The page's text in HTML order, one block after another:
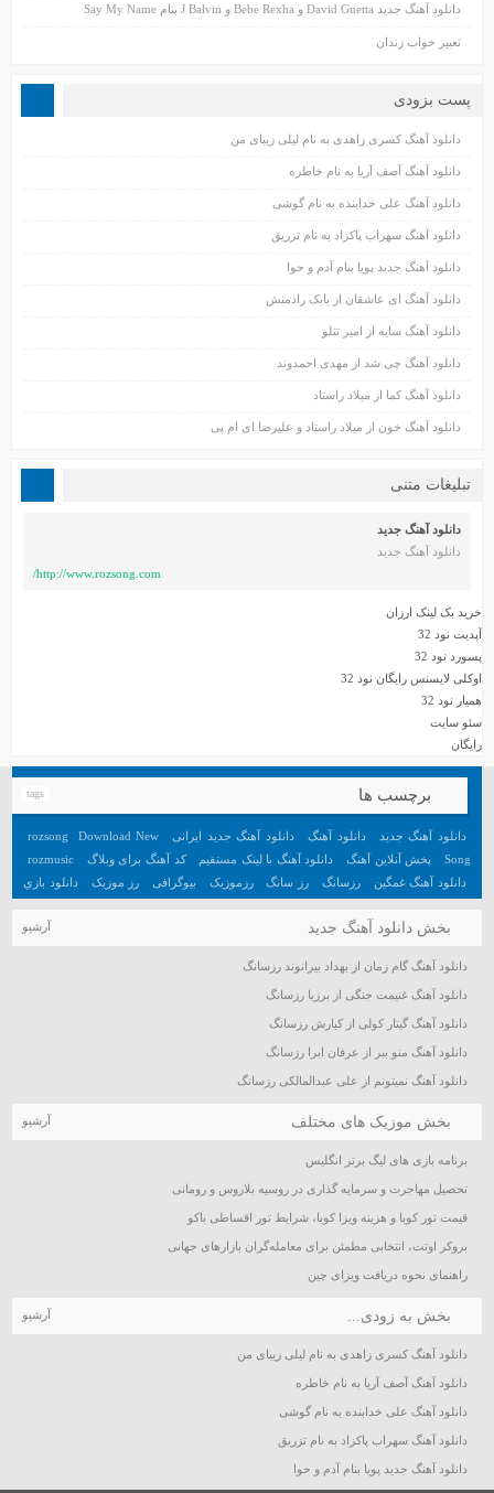
دانلود آهنگ جدید David Guetta و Bebe Rexha و J Balvin بنام Say My Name
تعبیر خواب زندان
پست بزودی
دانلود آهنگ کسری زاهدی به نام لیلی زیبای من
دانلود آهنگ آصف آریا به نام خاطره
دانلود آهنگ علی خدابنده به نام گوشی
دانلود آهنگ سهراب پاکزاد به نام تزریق
دانلود آهنگ جدید پویا بنام آدم و حوا
دانلود آهنگ ای عاشقان از بابک رادمنش
دانلود آهنگ سایه از امیر تتلو
دانلود آهنگ چی شد از مهدی احمدوند
دانلود آهنگ کما از میلاد راستاد
دانلود آهنگ خون از میلاد راستاد و علیرضا ای ام پی
تبلیغات متنی
دانلود آهنگ جدید
دانلود آهنگ جدید
http://www.rozsong.com/
خرید بک لینک ارزان
آپدیت نود 32
پسورد نود 32
اوکلی لایسنس رایگان نود 32
همیار نود 32
سئو سایت
رایگان
برچسب ها tags
دانلود آهنگ جدید دانلود آهنگ دانلود آهنگ جدید ایرانی rozsong
Download New
Song
پخش آنلاین آهنگ دانلود آهنگ با لینک مستقیم کد آهنگ برای وبلاگ
rozmusic
دانلود آهنگ غمگین
رزسانگ رز سانگ رزموزیک بیوگرافی رز موزیک
دانلود بازي
بخش دانلود آهنگ جدید آرشیو
دانلود آهنگ گام زمان از بهداد بیرانوند رزسانگ
دانلود آهنگ غنیمت جنگی از برزیا رزسانگ
دانلود آهنگ گیتار کولی از کیارش رزسانگ
دانلود آهنگ منو ببر از عرفان ابرا رزسانگ
دانلود آهنگ نمیتونم از علی عبدالمالکی رزسانگ
بخش موزیک های مختلف آرشیو
برنامه بازی های لیگ برتر انگلیس
تحصیل مهاجرت و سرمایه گذاری در روسیه بلاروس و رومانی
قیمت تور کوبا و هزینه ویزا کوبا، شرایط تور اقساطی باکو
بروکر اوتت، انتخابی مطمئن برای معامله‌گران بازارهای جهانی
راهنمای نحوه دریافت ویزای چین
بخش به زودی... آرشیو
دانلود آهنگ کسری زاهدی به نام لیلی زیبای من
دانلود آهنگ آصف آریا به نام خاطره
دانلود آهنگ علی خدابنده به نام گوشی
دانلود آهنگ سهراب پاکزاد به نام تزریق
دانلود آهنگ جدید پویا بنام آدم و حوا